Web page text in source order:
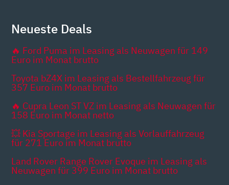
Neueste Deals
🔥 Ford Puma im Leasing als Neuwagen für 149
Euro im Monat brutto
Toyota bZ4X im Leasing als Bestellfahrzeug für
357 Euro im Monat brutto
🔥 Cupra Leon ST VZ im Leasing als Neuwagen für
158 Euro im Monat netto
💥 Kia Sportage im Leasing als Vorlauffahrzeug
für 271 Euro im Monat brutto
Land Rover Range Rover Evoque im Leasing als
Neuwagen für 399 Euro im Monat brutto